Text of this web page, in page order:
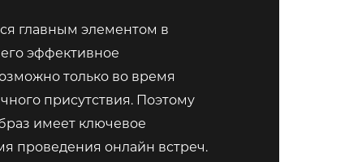
главным элементом в
эффективное
только во время
присутствия. Поэтому
имеет ключевое
проведения онлайн встреч.